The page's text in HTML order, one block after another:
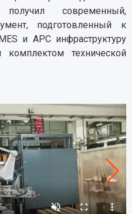
получил современный,
подготовленный к
и APC инфраструктуру
технической